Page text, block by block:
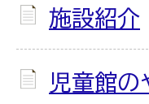
施設紹介
児童館の